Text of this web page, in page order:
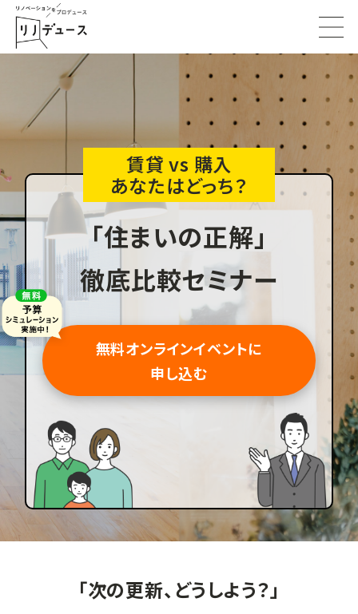
賃貸 vs 購入
あなたはどっち？
「住まいの正解」
徹底比較セミナー
無料オンラインイベントに
申し込む
「次の更新、どうしよう？」